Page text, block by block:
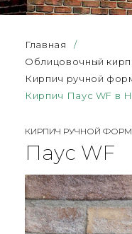
Главная
/
Облицовочный
Кирпич ручной
Кирпич Паус WF в
КИРПИЧ РУЧНОЙ
Паус WF